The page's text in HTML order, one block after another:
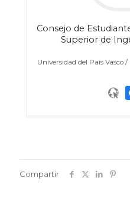
Consejo de
Superior de
Universidad del País Vasco
Compartir